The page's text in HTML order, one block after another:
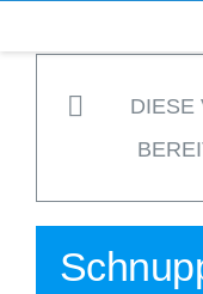
DIESE